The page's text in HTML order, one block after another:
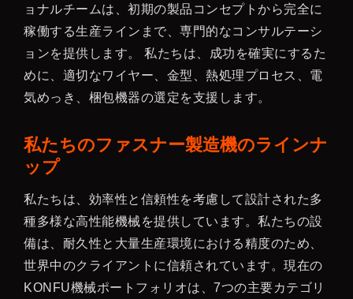
ョナルチームは、初期の製品コンセプトから完全に
稼働する生産ラインまで、専門的なコンサルテーシ
ョンを提供します。 私たちは、成功を確実にするた
めに、適切なワイヤー、金型、熱処理プロセス、電
気めっき、梱包機器の選定を支援します。
私たちのファスナー製造機のラインナ
ップ
私たちは、効率性と信頼性を考慮して設計された多
種多様な高性能機械を提供しています。私たちの設
備は、耐久性と大量生産環境における精度のため、
世界中のクライアントに信頼されています。現在の
KONFU機械ポートフォリオは、7つの主要カテゴリ